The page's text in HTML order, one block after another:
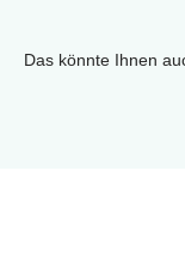
Das könnte Ihnen